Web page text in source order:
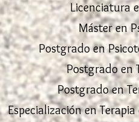
Licenciatura
Máster en
Postgrado en
Postgrado en
Postgrado en
Especialización en